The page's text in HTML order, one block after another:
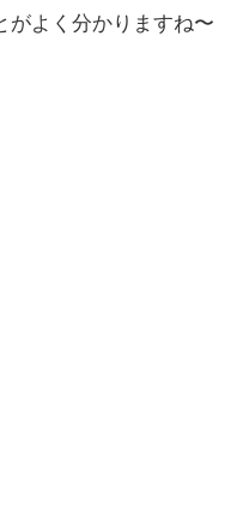
がよく分かりますね〜